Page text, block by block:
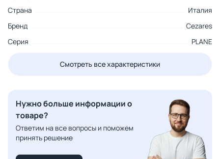
Страна
Италия
Бренд
Cezares
Серия
PLANE
Смотреть все характеристики
Нужно больше информации о
товаре?
Ответим на все вопросы и поможем
принять решение